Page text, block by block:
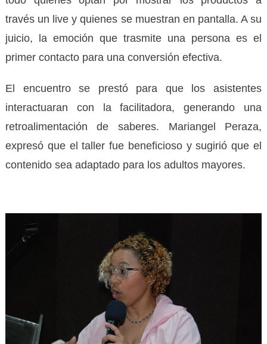
través un live y quienes se muestran en pantalla. A su
juicio, la emoción que trasmite una persona es el
primer contacto para una conversión efectiva.
El encuentro se prestó para que los asistentes
interactuaran con la facilitadora, generando una
retroalimentación de saberes. Mariangel Peraza,
expresó que el taller fue beneficioso y sugirió que el
contenido sea adaptado para los adultos mayores.